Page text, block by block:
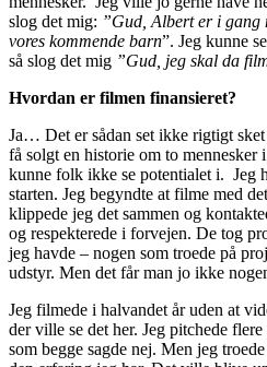
slog det mig: ”Gud, Albert er i
vores kommende barn”. Jeg kunne
så slog det mig ”Gud, jeg skal da
Hvordan er filmen finansieret?
Ja… Det er sådan set ikke rigtigt
få solgt en historie om to mennesker
kunne folk ikke se potentialet i. Jeg
starten. Jeg begyndte at filme med
klippede jeg det sammen og
og respekterede i forvejen. De tog
jeg havde – nogen som troede på
udstyr. Men det får man jo ikke
Jeg filmede i halvandet år uden at
der ville se det her. Jeg pitchede
som begge sagde nej. Men jeg